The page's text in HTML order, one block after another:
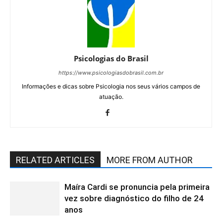
Psicologias do Brasil
https://www.psicologiasdobrasil.com.br
Informações e dicas sobre Psicologia nos seus vários campos de
atuação.
RELATED ARTICLES MORE FROM AUTHOR
Maíra Cardi se pronuncia pela primeira
vez sobre diagnóstico do filho de 24
anos